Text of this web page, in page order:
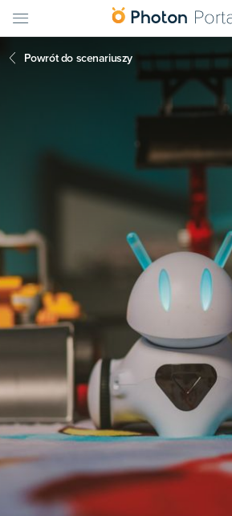
Powrót do scenariuszy